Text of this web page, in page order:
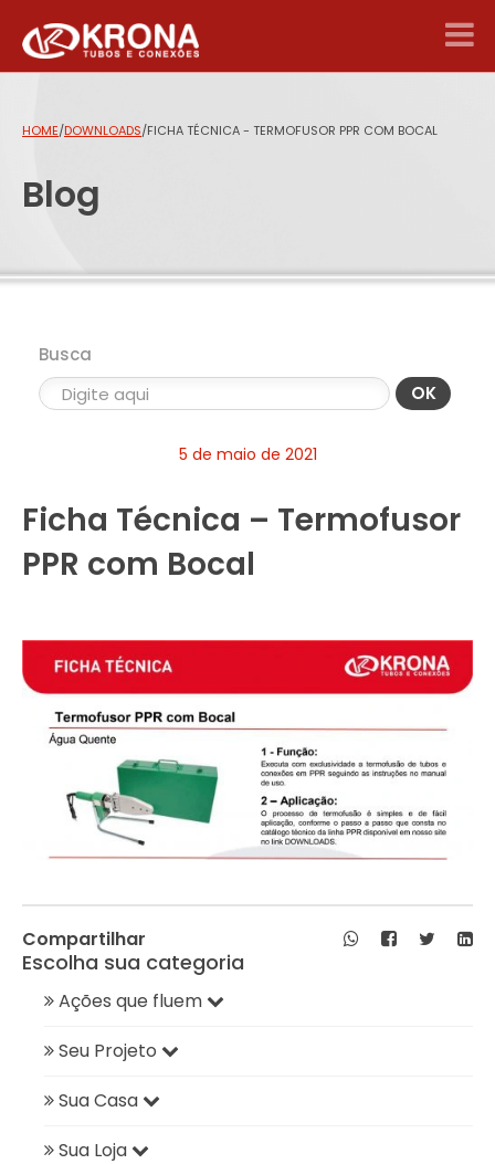
HOME/DOWNLOADS/FICHA TÉCNICA - TERMOFUSOR PPR COM BOCAL
Blog
Busca
OK
5 de maio de 2021
Ficha Técnica – Termofusor
PPR com Bocal
Compartilhar
Escolha sua categoria
Ações que fluem
Seu Projeto
Sua Casa
Sua Loja